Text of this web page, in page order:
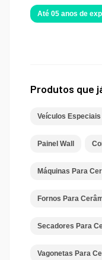
Até 05 anos de
Produtos que
Veículos Especiais
Painel Wall
Máquinas Para
Fornos Para
Secadores Para
Vagonetas Para